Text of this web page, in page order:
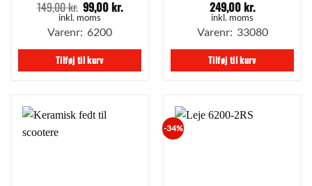
149,00kr. Den
oprindelige
pris
var:
149,00 kr..
99,00kr.
99,00 kr..
inkl. moms
Varenr: 6200
Tilføj til kurv
249,00kr.
inkl. moms
Varenr: 33080
Tilføj til kurv
-34%